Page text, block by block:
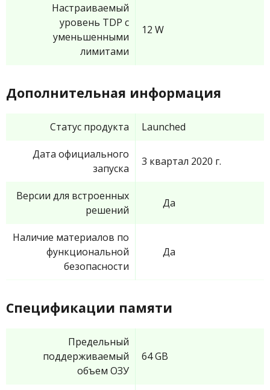
Настраиваемый
уровень TDP с
уменьшенными
лимитами
12 W
Дополнительная информация
Статус продукта Launched
Дата официального
запуска
3 квартал 2020 г.
Версии для встроенных
решений
Да
Наличие материалов по
функциональной
безопасности
Да
Спецификации памяти
Предельный
поддерживаемый
объем ОЗУ
64 GB